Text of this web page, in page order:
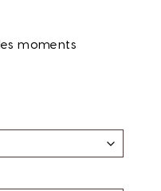
moments